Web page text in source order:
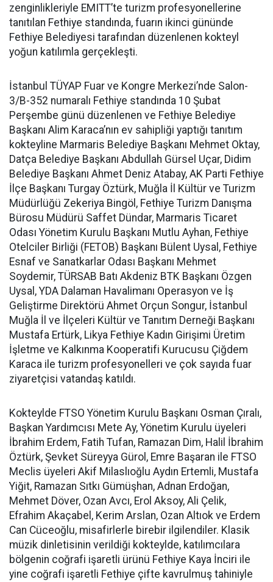
zenginlikleriyle EMITT’te turizm profesyonellerine
tanıtılan Fethiye standında, fuarın ikinci gününde
Fethiye Belediyesi tarafından düzenlenen kokteyl
yoğun katılımla gerçekleşti.
İstanbul TÜYAP Fuar ve Kongre Merkezi’nde Salon-
3/B-352 numaralı Fethiye standında 10 Şubat
Perşembe günü düzenlenen ve Fethiye Belediye
Başkanı Alim Karaca’nın ev sahipliği yaptığı tanıtım
kokteyline Marmaris Belediye Başkanı Mehmet Oktay,
Datça Belediye Başkanı Abdullah Gürsel Uçar, Didim
Belediye Başkanı Ahmet Deniz Atabay, AK Parti Fethiye
İlçe Başkanı Turgay Öztürk, Muğla İl Kültür ve Turizm
Müdürlüğü Zekeriya Bingöl, Fethiye Turizm Danışma
Bürosu Müdürü Saffet Dündar, Marmaris Ticaret
Odası Yönetim Kurulu Başkanı Mutlu Ayhan, Fethiye
Otelciler Birliği (FETOB) Başkanı Bülent Uysal, Fethiye
Esnaf ve Sanatkarlar Odası Başkanı Mehmet
Soydemir, TÜRSAB Batı Akdeniz BTK Başkanı Özgen
Uysal, YDA Dalaman Havalimanı Operasyon ve İş
Geliştirme Direktörü Ahmet Orçun Songur, İstanbul
Muğla İl ve İlçeleri Kültür ve Tanıtım Derneği Başkanı
Mustafa Ertürk, Likya Fethiye Kadın Girişimi Üretim
İşletme ve Kalkınma Kooperatifi Kurucusu Çiğdem
Karaca ile turizm profesyonelleri ve çok sayıda fuar
ziyaretçisi vatandaş katıldı.
Kokteylde FTSO Yönetim Kurulu Başkanı Osman Çıralı,
Başkan Yardımcısı Mete Ay, Yönetim Kurulu üyeleri
İbrahim Erdem, Fatih Tufan, Ramazan Dim, Halil İbrahim
Öztürk, Şevket Süreyya Gürol, Emre Başaran ile FTSO
Meclis üyeleri Akif Milaslıoğlu Aydın Ertemli, Mustafa
Yiğit, Ramazan Sıtkı Gümüşhan, Adnan Erdoğan,
Mehmet Döver, Ozan Avcı, Erol Aksoy, Ali Çelik,
Efrahim Akaçabel, Kerim Arslan, Ozan Altıok ve Erdem
Can Cüceoğlu, misafirlerle birebir ilgilendiler. Klasik
müzik dinletisinin verildiği kokteylde, katılımcılara
bölgenin coğrafi işaretli ürünü Fethiye Kaya İnciri ile
yine coğrafi işaretli Fethiye çifte kavrulmuş tahiniyle